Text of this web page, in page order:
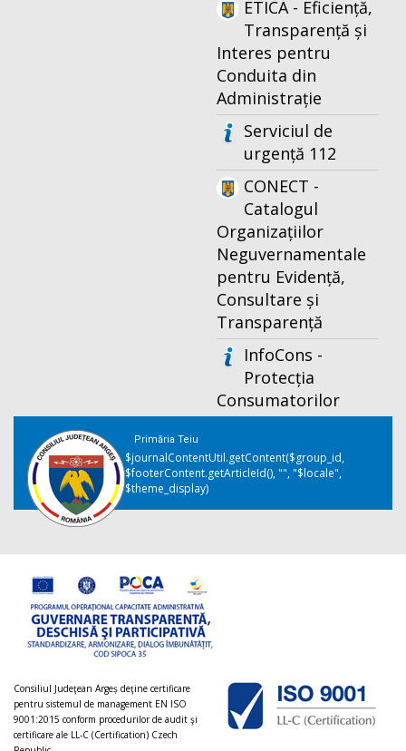
ETICA - Eficiență,
Transparență și
Interes pentru
Conduita din
Administrație
Serviciul de
urgență 112
CONECT -
Catalogul
Organizațiilor
Neguvernamentale
pentru Evidență,
Consultare și
Transparență
InfoCons -
Protecția
Consumatorilor
Primăria Teiu
$journalContentUtil.getContent($group_id,
$footerContent.getArticleId(), "", "$locale",
$theme_display)
Consiliul Judeţean Argeș deţine certificare
pentru sistemul de management EN ISO
9001:2015 conform procedurilor de audit şi
certificare ale LL-C (Certification) Czech